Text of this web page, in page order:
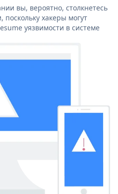
вы, вероятно, столкнетесь
поскольку хакеры могут
уязвимости в системе